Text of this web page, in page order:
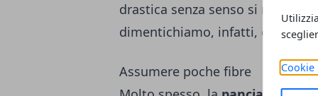
Cookie
drastica senza senso si rischia
dimentichiamo, infatti, cheil
Assumere poche fibre